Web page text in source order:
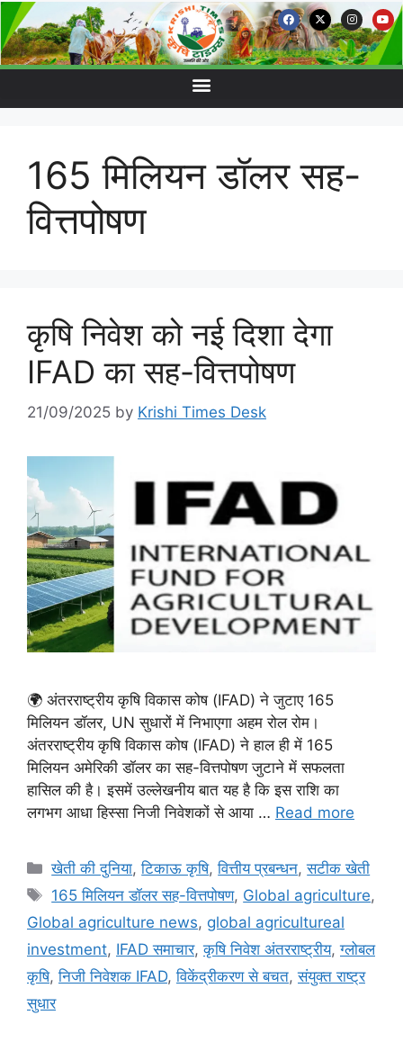
165 मिलियन डॉलर सह-
वित्तपोषण
कृषि निवेश को नई दिशा देगा
IFAD का सह-वित्तपोषण
21/09/2025 by Krishi Times Desk
🌍 अंतरराष्ट्रीय कृषि विकास कोष (IFAD) ने जुटाए 165
मिलियन डॉलर, UN सुधारों में निभाएगा अहम रोल रोम।
अंतरराष्ट्रीय कृषि विकास कोष (IFAD) ने हाल ही में 165
मिलियन अमेरिकी डॉलर का सह-वित्तपोषण जुटाने में सफलता
हासिल की है। इसमें उल्लेखनीय बात यह है कि इस राशि का
लगभग आधा हिस्सा निजी निवेशकों से आया … Read more
खेती की दुनिया,टिकाऊ कृषि,वित्तीय प्रबन्धन,सटीक खेती
165 मिलियन डॉलर सह-वित्तपोषण, Global agriculture,
Global agriculture news, global agricultureal
investment, IFAD समाचार,कृषि निवेश अंतरराष्ट्रीय,ग्लोबल
कृषि,निजी निवेशक IFAD,विकेंद्रीकरण से बचत,संयुक्त राष्ट्र
सुधार